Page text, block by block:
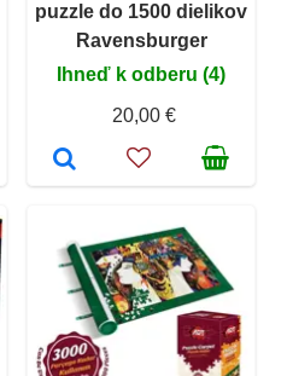
puzzle do 1500 dielikov
Ravensburger
Ihneď k odberu (4)
20,00 €